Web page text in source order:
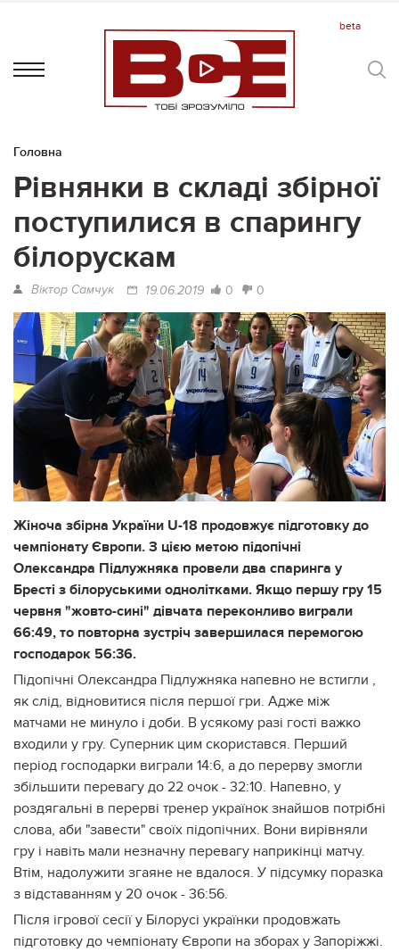
Головна
Рівнянки в складі збірної
поступилися в спарингу
білорускам
Віктор Самчук 19.06.2019 0 0
Жіноча збірна України U-18 продовжує підготовку до
чемпіонату Європи. З цією метою підопічні
Олександра Підлужняка провели два спаринга у
Бресті з білоруськими однолітками. Якщо першу гру 15
червня "жовто-сині" дівчата переконливо виграли
66:49, то повторна зустріч завершилася перемогою
господарок 56:36.
Підопічні Олександра Підлужняка напевно не встигли ,
як слід, відновитися після першої гри. Адже між
матчами не минуло і доби. В усякому разі гості важко
входили у гру. Суперник цим скористався. Перший
період господарки виграли 14:6, а до перерву змогли
збільшити перевагу до 22 очок - 32:10. Напевно, у
роздягальні в перерві тренер українок знайшов потрібні
слова, аби "завести" своїх підопічних. Вони вирівняли
гру і навіть мали незначну перевагу наприкінці матчу.
Втім, надолужити згаяне не вдалося. У підсумку поразка
з відставанням у 20 очок - 36:56.
Після ігрової сесії у Білорусі українки продовжать
підготовку до чемпіонату Європи на зборах у Запоріжжі.